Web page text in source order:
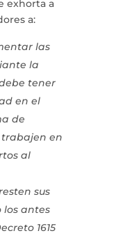
exhorta a
a:
las
la
debe tener
en el
de
en
al
sus
los antes
1615